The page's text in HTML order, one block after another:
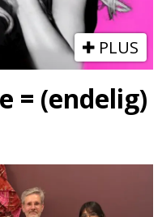
PLUS
= (endelig)